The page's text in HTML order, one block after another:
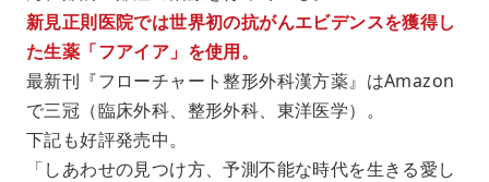
新見正則医院では世界初の抗がんエビデンスを獲得し
た生薬「フアイア」を使用。
最新刊『フローチャート整形外科漢方薬』はAmazon
で三冠（臨床外科、整形外科、東洋医学）。
下記も好評発売中。
「しあわせの見つけ方、予測不能な時代を生きる愛し